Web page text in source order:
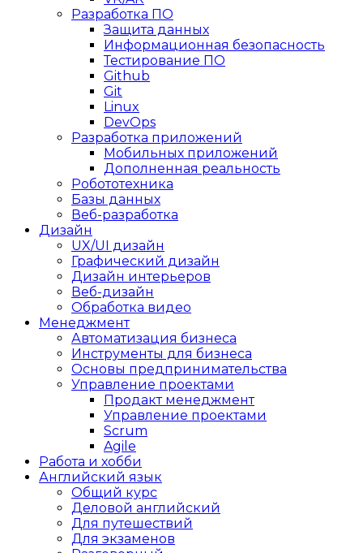
Разработка ПО
Защита данных
Информационная безопасность
Тестирование ПО
Github
Git
Linux
DevOps
Разработка приложений
Мобильных приложений
Дополненная реальность
Робототехника
Базы данных
Веб-разработка
Дизайн
UX/UI дизайн
Графический дизайн
Дизайн интерьеров
Веб-дизайн
Обработка видео
Менеджмент
Автоматизация бизнеса
Инструменты для бизнеса
Основы предпринимательства
Управление проектами
Продакт менеджмент
Управление проектами
Scrum
Agile
Работа и хобби
Английский язык
Общий курс
Деловой английский
Для путешествий
Для экзаменов